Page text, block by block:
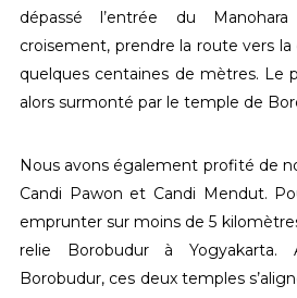
dépassé l’entrée du
croisement, prendre la route vers
quelques centaines de mètres. Le
alors surmonté par le temple de
Nous avons également profité de
Candi Pawon et Candi Mendut.
emprunter sur moins de 5
relie Borobudur à
Borobudur, ces deux temples